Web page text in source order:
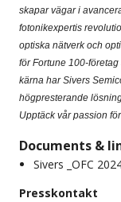
skapar vägar i
fotonikexpertis
optiska nätverk och
för Fortune 100-
kärna har Sivers
högpresterande
Upptäck vår passion
Documents &
Sivers _OFC
Presskontakt